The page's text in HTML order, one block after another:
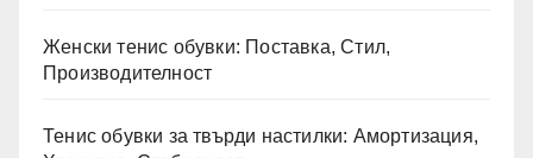
Женски тенис обувки: Поставка, Стил,
Производителност
Тенис обувки за твърди настилки: Амортизация,